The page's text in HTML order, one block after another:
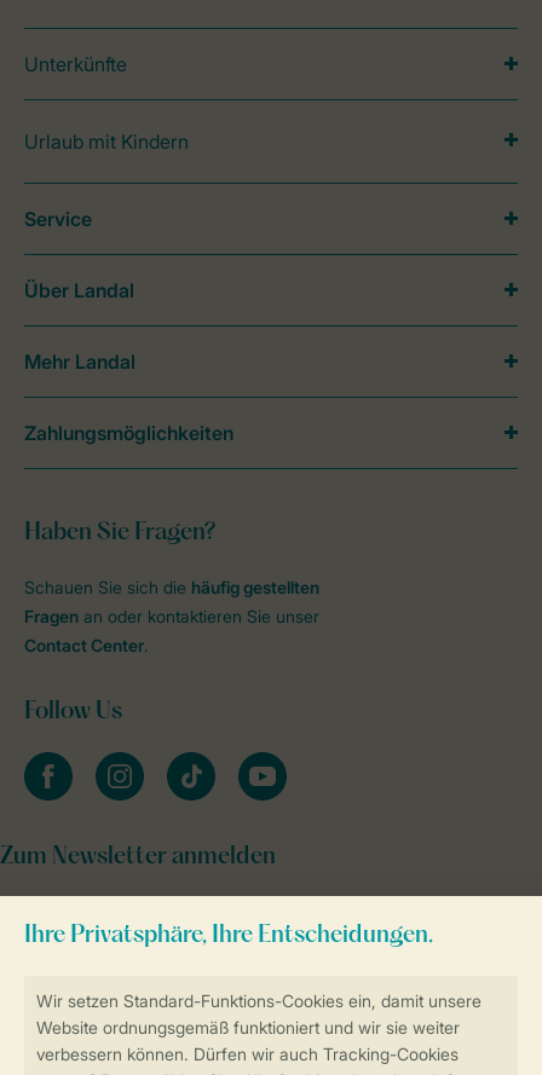
Sicher und schnell zur Online-Buchung
Unterkünfte
Urlaub mit Kindern
Haben Sie Fragen?
Schauen Sie sich die häufig gestellten
Fragen an oder kontaktieren Sie unser
Contact Center.
Follow Us
facebookinstagramtiktok youtube
Zum Newsletter anmelden
Service
Über Landal
Mehr Landal
Zahlungsmöglichkeiten